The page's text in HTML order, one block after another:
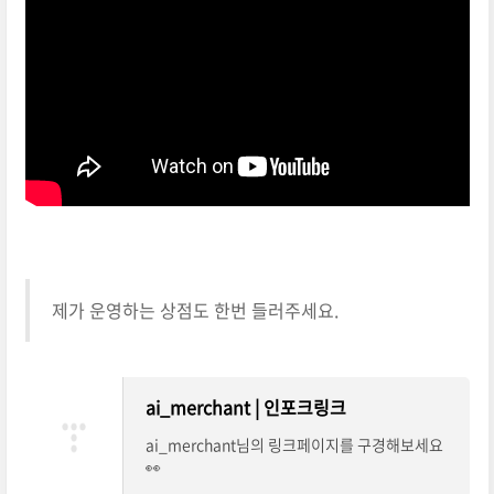
제가 운영하는 상점도 한번 들러주세요.
ai_merchant | 인포크링크
ai_merchant님의 링크페이지를 구경해보세요
👀